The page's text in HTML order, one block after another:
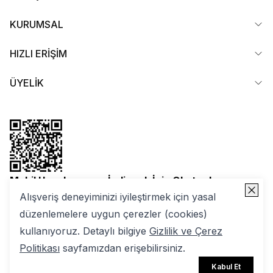
Alışveriş deneyiminizi iyileştirmek için yasal
düzenlemelere uygun çerezler (cookies)
kullanıyoruz. Detaylı bilgiye Gizlilik ve Çerez
Politikası sayfamızdan erişebilirsiniz.
Kabul Et
KURUMSAL
HIZLI ERİŞİM
ÜYELİK
Mobil Uygulamamızı İndirmek İçin Okutun!
2025 Nuuwears. Tüm Hakları Saklıdır | ikas E-ticaret